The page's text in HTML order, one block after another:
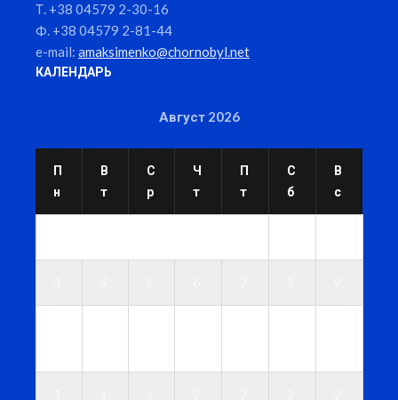
Т. +38 04579 2-30-16
Ф. +38 04579 2-81-44
e-mail: amaksimenko@chornobyl.net
КАЛЕНДАРЬ
Август 2026
П
н
В
т
С
р
Ч
т
П
т
С
б
В
с